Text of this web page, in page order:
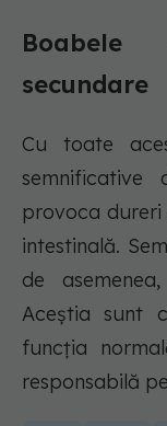
secundare
Cu toate
provoca dureri
intestinală.
de
Aceștia sunt
funcția
responsabilă